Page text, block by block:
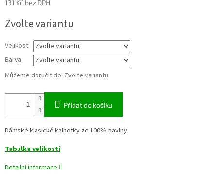
131 Kč bez DPH
cena:
Zvolte variantu
Velikost
Barva
Můžeme doručit do: Zvolte variantu
Přidat do košíku
Dámské klasické kalhotky ze 100% bavlny.
Tabulka velikostí
Detailní informace